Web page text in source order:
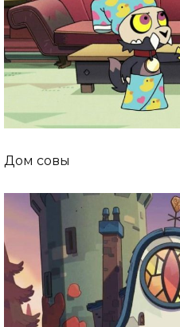
Дом совы